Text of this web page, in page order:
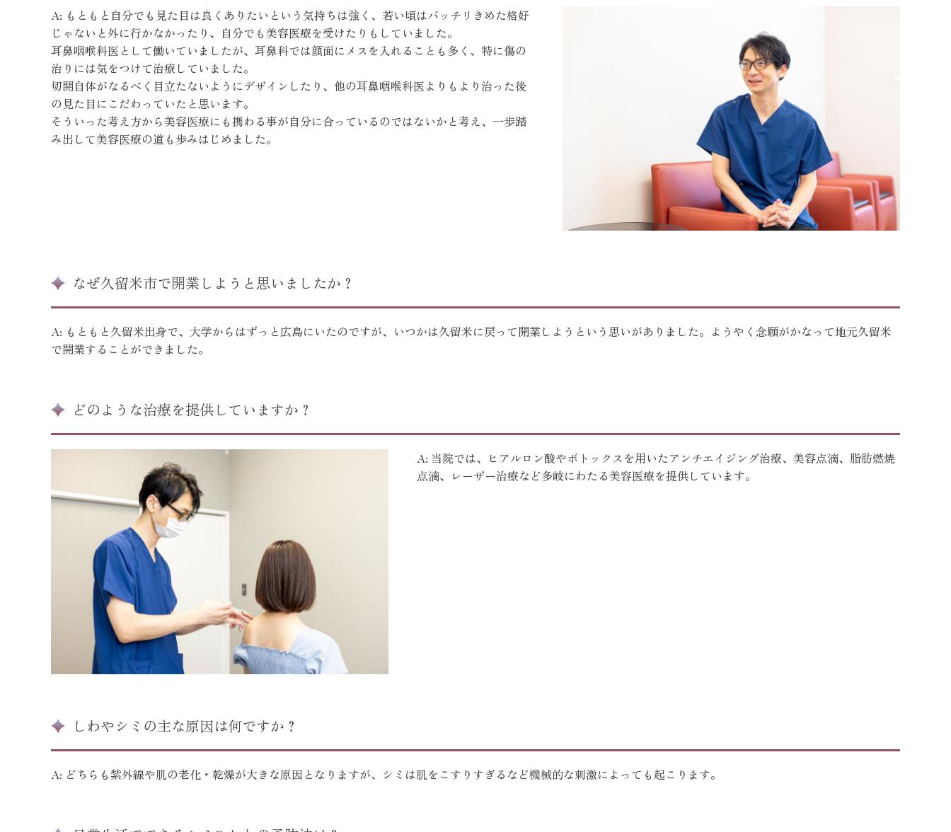
A: もともと自分でも見た目は良くありたいという気持ちは強く、若い頃はバッチリきめた格好
じゃないと外に行かなかったり、自分でも美容医療を受けたりもしていました。
耳鼻咽喉科医として働いていましたが、耳鼻科では顔面にメスを入れることも多く、特に傷の
治りには気をつけて治療していました。
切開自体がなるべく目立たないようにデザインしたり、他の耳鼻咽喉科医よりもより治った後
の見た目にこだわっていたと思います。
そういった考え方から美容医療にも携わる事が自分に合っているのではないかと考え、一歩踏
み出して美容医療の道も歩みはじめました。
なぜ久留米市で開業しようと思いましたか？
A: もともと久留米出身で、大学からはずっと広島にいたのですが、いつかは久留米に戻って開業しようという思いがありました。ようやく念願がかなって地元久留米
で開業することができました。
どのような治療を提供していますか？
A: 当院では、ヒアルロン酸やボトックスを用いたアンチエイジング治療、美容点滴、脂肪燃焼
点滴、レーザー治療など多岐にわたる美容医療を提供しています。
しわやシミの主な原因は何ですか？
A: どちらも紫外線や肌の老化・乾燥が大きな原因となりますが、シミは肌をこすりすぎるなど機械的な刺激によっても起こります。